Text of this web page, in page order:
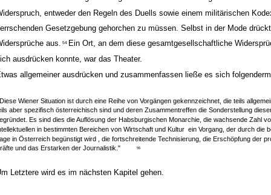
entweder den Regeln des Duells sowie einem militärischen
Gesetzgebung gehorchen zu müssen. Selbst in der Mode
aus. 54 Ein Ort, an dem diese gesamtgesellschaftliche
ausdrücken konnte, war das Theater.
allgemeiner ausdrücken und zusammenfassen ließe es sich
Wiener Situation ist durch eine Reihe von Vorgängen gekennzeichnet, die teils
aber spezifisch österreichisch sind und deren Zusammentreffen die Sonderstellung
Es sind dies die Auflösung der Habsburgischen Monarchie, die wachsende Zahl
in bestimmten Bereichen von Wirtschaft und Kultur ­ ein Vorgang, der durch die
in Österreich begünstigt wird ­, die fortschreitende Technisierung, die Erschöpfung der
und das Erstarken der Journalistik."
55
Letztere wird es im nächsten Kapitel gehen.